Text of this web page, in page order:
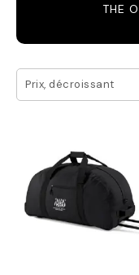
THE
Prix, décroissant